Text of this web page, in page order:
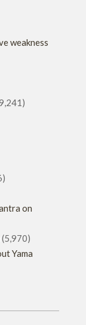
weakness
on
(5,970)
Yama